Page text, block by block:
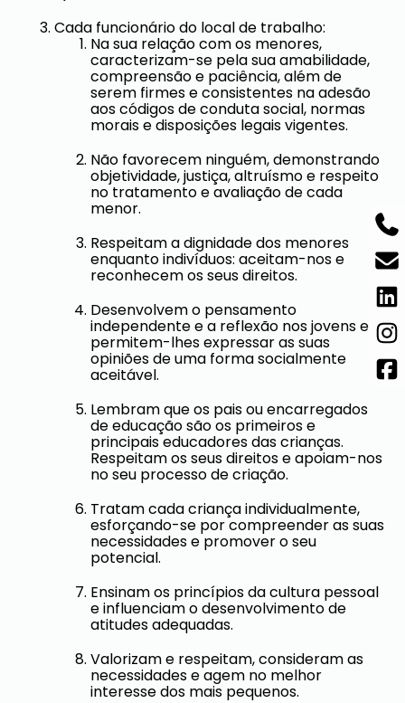
Cada funcionário do local de trabalho:
Na sua relação com os menores,
caracterizam-se pela sua amabilidade,
compreensão e paciência, além de
serem firmes e consistentes na adesão
aos códigos de conduta social, normas
morais e disposições legais vigentes.
Não favorecem ninguém, demonstrando
objetividade, justiça, altruísmo e respeito
no tratamento e avaliação de cada
menor.
Respeitam a dignidade dos menores
enquanto indivíduos: aceitam-nos e
reconhecem os seus direitos.
Desenvolvem o pensamento
independente e a reflexão nos jovens e
permitem-lhes expressar as suas
opiniões de uma forma socialmente
aceitável.
Lembram que os pais ou encarregados
de educação são os primeiros e
principais educadores das crianças.
Respeitam os seus direitos e apoiam-nos
no seu processo de criação.
Tratam cada criança individualmente,
esforçando-se por compreender as suas
necessidades e promover o seu
potencial.
Ensinam os princípios da cultura pessoal
e influenciam o desenvolvimento de
atitudes adequadas.
Valorizam e respeitam, consideram as
necessidades e agem no melhor
interesse dos mais pequenos.